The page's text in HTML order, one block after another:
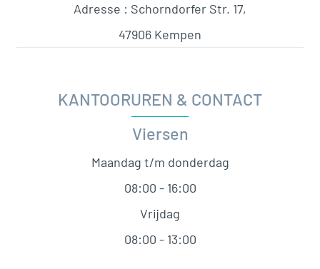
Adresse : Schorndorfer Str. 17,
47906 Kempen
KANTOORUREN & CONTACT
Viersen
Maandag t/m donderdag
08:00 - 16:00
Vrijdag
08:00 - 13:00